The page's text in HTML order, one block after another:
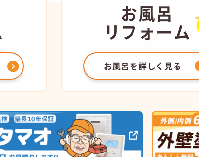
お風呂
リフォーム
お風呂を詳しく見る